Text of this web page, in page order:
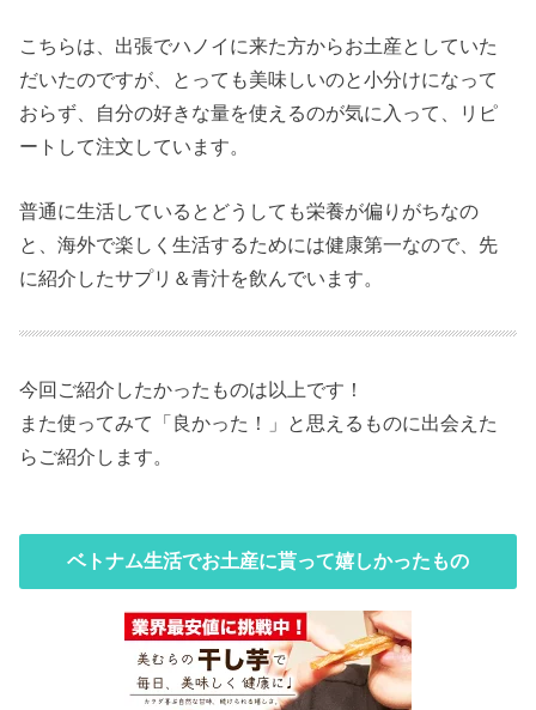
こちらは、出張でハノイに来た方からお土産としていた
だいたのですが、とっても美味しいのと小分けになって
おらず、自分の好きな量を使えるのが気に入って、リピ
ートして注文しています。
普通に生活しているとどうしても栄養が偏りがちなの
と、海外で楽しく生活するためには健康第一なので、先
に紹介したサプリ＆青汁を飲んでいます。
今回ご紹介したかったものは以上です！
また使ってみて「良かった！」と思えるものに出会えた
らご紹介します。
ベトナム生活でお土産に貰って嬉しかったもの